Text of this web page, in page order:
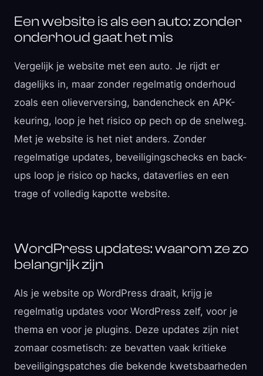
Een website is als een auto: zonder
onderhoud gaat het mis
Vergelijk je website met een auto. Je rijdt er
dagelijks in, maar zonder regelmatig onderhoud
zoals een olieverversing, bandencheck en APK-
keuring, loop je het risico op pech op de snelweg.
Met je website is het niet anders. Zonder
regelmatige updates, beveiligingschecks en back-
ups loop je risico op hacks, dataverlies en een
trage of volledig kapotte website.
WordPress updates: waarom ze zo
belangrijk zijn
Als je website op WordPress draait, krijg je
regelmatig updates voor WordPress zelf, voor je
thema en voor je plugins. Deze updates zijn niet
zomaar cosmetisch: ze bevatten vaak kritieke
beveiligingspatches die bekende kwetsbaarheden